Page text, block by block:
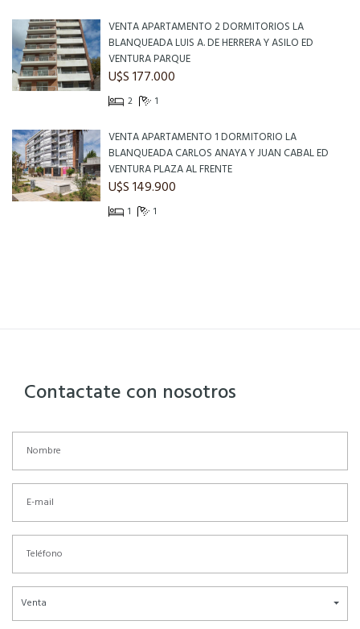
VENTA APARTAMENTO 2 DORMITORIOS LA
BLANQUEADA LUIS A. DE HERRERA Y ASILO ED
VENTURA PARQUE
U$S 177.000
2 1
VENTA APARTAMENTO 1 DORMITORIO LA
BLANQUEADA CARLOS ANAYA Y JUAN CABAL ED
VENTURA PLAZA AL FRENTE
U$S 149.900
1 1
Contactate con nosotros
Venta